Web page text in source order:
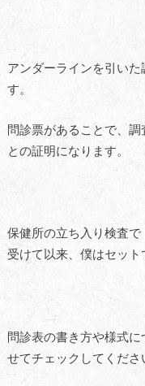
アンダーラインを引い
す。
問診票があることで、
との証明になります。
保健所の立ち入り検査
受けて以来、僕はセット
問診表の書き方や様式
せてチェックしてくださ